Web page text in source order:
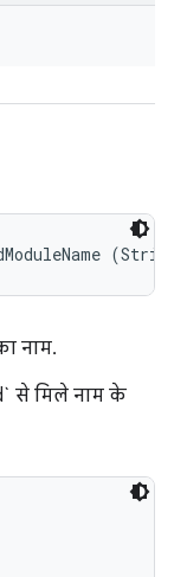
नाम.
से मिले नाम के